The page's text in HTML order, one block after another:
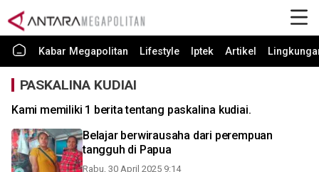
Kabar Megapolitan Lifestyle Iptek Artikel
PASKALINA KUDIAI
Kami memiliki 1 berita tentang paskalina kudiai.
Belajar berwirausaha dari perempuan
tangguh di Papua
Rabu, 30 April 2025 9:14